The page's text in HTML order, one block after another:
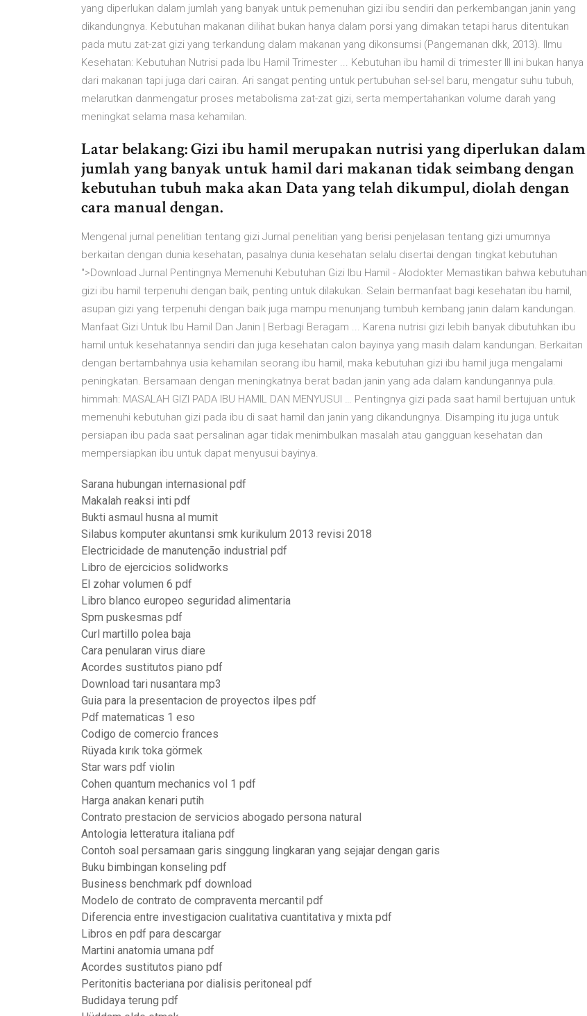
yang diperlukan dalam jumlah yang banyak untuk pemenuhan gizi ibu sendiri dan perkembangan janin yang
dikandungnya. Kebutuhan makanan dilihat bukan hanya dalam porsi yang dimakan tetapi harus ditentukan
pada mutu zat-zat gizi yang terkandung dalam makanan yang dikonsumsi (Pangemanan dkk, 2013). Ilmu
Kesehatan: Kebutuhan Nutrisi pada Ibu Hamil Trimester ... Kebutuhan ibu hamil di trimester III ini bukan hanya
dari makanan tapi juga dari cairan. Ari sangat penting untuk pertubuhan sel-sel baru, mengatur suhu tubuh,
melarutkan danmengatur proses metabolisma zat-zat gizi, serta mempertahankan volume darah yang
meningkat selama masa kehamilan.
Latar belakang: Gizi ibu hamil merupakan nutrisi yang diperlukan dalam
jumlah yang banyak untuk hamil dari makanan tidak seimbang dengan
kebutuhan tubuh maka akan Data yang telah dikumpul, diolah dengan
cara manual dengan.
Mengenal jurnal penelitian tentang gizi Jurnal penelitian yang berisi penjelasan tentang gizi umumnya
berkaitan dengan dunia kesehatan, pasalnya dunia kesehatan selalu disertai dengan tingkat kebutuhan
">Download Jurnal Pentingnya Memenuhi Kebutuhan Gizi Ibu Hamil - Alodokter Memastikan bahwa kebutuhan
gizi ibu hamil terpenuhi dengan baik, penting untuk dilakukan. Selain bermanfaat bagi kesehatan ibu hamil,
asupan gizi yang terpenuhi dengan baik juga mampu menunjang tumbuh kembang janin dalam kandungan.
Manfaat Gizi Untuk Ibu Hamil Dan Janin | Berbagi Beragam ... Karena nutrisi gizi lebih banyak dibutuhkan ibu
hamil untuk kesehatannya sendiri dan juga kesehatan calon bayinya yang masih dalam kandungan. Berkaitan
dengan bertambahnya usia kehamilan seorang ibu hamil, maka kebutuhan gizi ibu hamil juga mengalami
peningkatan. Bersamaan dengan meningkatnya berat badan janin yang ada dalam kandungannya pula.
himmah: MASALAH GIZI PADA IBU HAMIL DAN MENYUSUI … Pentingnya gizi pada saat hamil bertujuan untuk
memenuhi kebutuhan gizi pada ibu di saat hamil dan janin yang dikandungnya. Disamping itu juga untuk
persiapan ibu pada saat persalinan agar tidak menimbulkan masalah atau gangguan kesehatan dan
mempersiapkan ibu untuk dapat menyusui bayinya.
Sarana hubungan internasional pdf
Makalah reaksi inti pdf
Bukti asmaul husna al mumit
Silabus komputer akuntansi smk kurikulum 2013 revisi 2018
Electricidade de manutenção industrial pdf
Libro de ejercicios solidworks
El zohar volumen 6 pdf
Libro blanco europeo seguridad alimentaria
Spm puskesmas pdf
Curl martillo polea baja
Cara penularan virus diare
Acordes sustitutos piano pdf
Download tari nusantara mp3
Guia para la presentacion de proyectos ilpes pdf
Pdf matematicas 1 eso
Codigo de comercio frances
Rüyada kırık toka görmek
Star wars pdf violin
Cohen quantum mechanics vol 1 pdf
Harga anakan kenari putih
Contrato prestacion de servicios abogado persona natural
Antologia letteratura italiana pdf
Contoh soal persamaan garis singgung lingkaran yang sejajar dengan garis
Buku bimbingan konseling pdf
Business benchmark pdf download
Modelo de contrato de compraventa mercantil pdf
Diferencia entre investigacion cualitativa cuantitativa y mixta pdf
Libros en pdf para descargar
Martini anatomia umana pdf
Acordes sustitutos piano pdf
Peritonitis bacteriana por dialisis peritoneal pdf
Budidaya terung pdf